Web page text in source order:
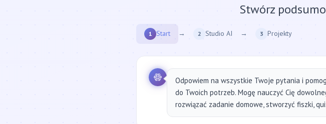
Stwórz
1 Start → 2 Studio AI → 3 Projekty
Odpowiem na wszystkie Twoje pytania i
do Twoich potrzeb. Mogę nauczyć Cię
rozwiązać zadanie domowe, stworzyć fiszki,